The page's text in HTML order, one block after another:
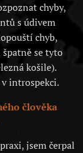
chyby,
s údivem
chyb,
se tyto
košile).
introspekci.
člověka
jsem čerpal